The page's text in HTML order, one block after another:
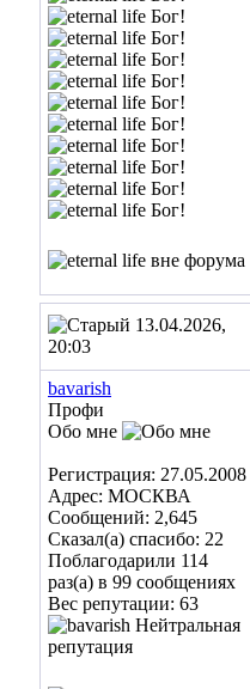
13.04.2026,
20:03
bavarish
Профи
Обо мне
Регистрация: 27.05.2008
Адрес: МОСКВА
Сообщений: 2,645
Сказал(а) спасибо: 22
Поблагодарили 114
раз(а) в 99 сообщениях
Вес репутации: 63